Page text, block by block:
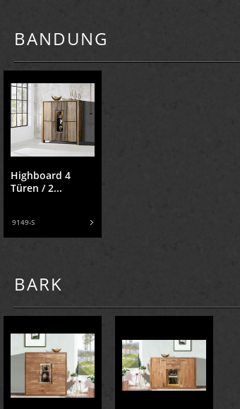
BANDUNG
Highboard 4
Türen / 2...
9149-S
BARK